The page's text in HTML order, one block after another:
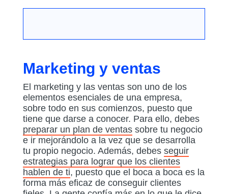
Marketing y ventas
El marketing y las ventas son uno de los
elementos esenciales de una empresa,
sobre todo en sus comienzos, puesto que
tiene que darse a conocer. Para ello, debes
preparar un plan de ventas sobre tu negocio
e ir mejorándolo a la vez que se desarrolla
tu propio negocio. Además, debes seguir
estrategias para lograr que los clientes
hablen de ti, puesto que el boca a boca es la
forma más eficaz de conseguir clientes